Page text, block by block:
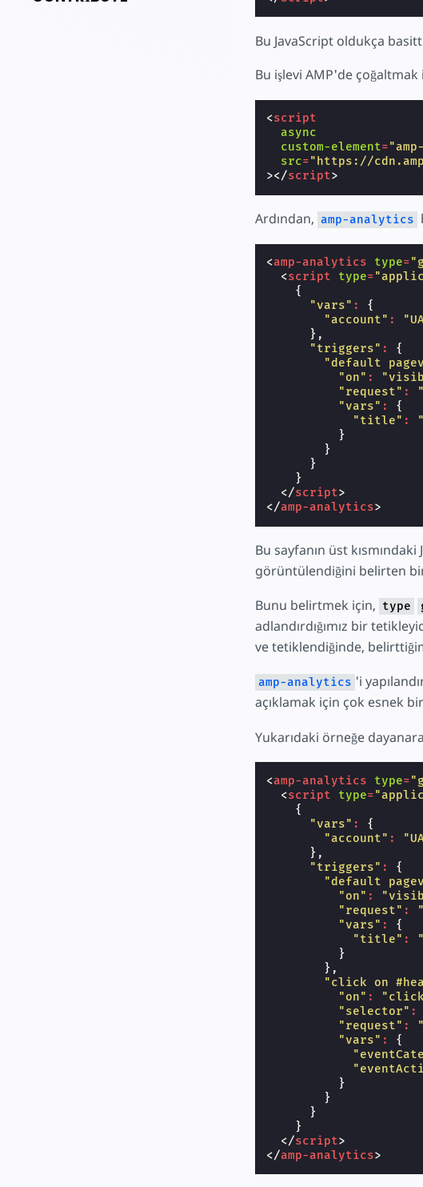
Bu JavaScript oldukça
Bu işlevi AMP'de
<script
async
custom-element=
src="https://
></script>
Ardından, amp-analytics
<amp-analytics type=
<script type=
{
"vars" :
{
"account" :
},
"triggers" :
{
"default
"on" :
"request" :
"vars" :
{
"title" :
}
}
}
}
</script>
</amp-analytics>
Bu sayfanın üst
görüntülendiğini belirten
Bunu belirtmek için, type
adlandırdığımız bir
ve tetiklendiğinde,
amp-analytics 'i
açıklamak için çok esnek
Yukarıdaki örneğe
<amp-analytics type=
<script type=
{
"vars" :
{
"account" :
},
"triggers" :
{
"default
"on" :
"request" :
"vars" :
{
"title" :
}
},
"click on
"on" :
"selector" :
"request" :
"vars" :
{
}
}
}
}
</script>
</amp-analytics>